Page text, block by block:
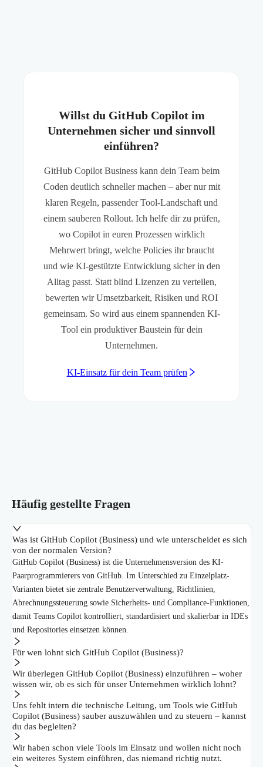
Willst du GitHub Copilot im
Unternehmen sicher und sinnvoll
einführen?
GitHub Copilot Business kann dein Team beim
Coden deutlich schneller machen – aber nur mit
klaren Regeln, passender Tool-Landschaft und
einem sauberen Rollout. Ich helfe dir zu prüfen,
wo Copilot in euren Prozessen wirklich
Mehrwert bringt, welche Policies ihr braucht
und wie KI-gestützte Entwicklung sicher in den
Alltag passt. Statt blind Lizenzen zu verteilen,
bewerten wir Umsetzbarkeit, Risiken und ROI
gemeinsam. So wird aus einem spannenden KI-
Tool ein produktiver Baustein für dein
Unternehmen.
KI-Einsatz für dein Team prüfen
Häufig gestellte Fragen
Was ist GitHub Copilot (Business) und wie unterscheidet es sich
von der normalen Version?
GitHub Copilot (Business) ist die Unternehmensversion des KI-
Paarprogrammierers von GitHub. Im Unterschied zu Einzelplatz-
Varianten bietet sie zentrale Benutzerverwaltung, Richtlinien,
Abrechnungssteuerung sowie Sicherheits- und Compliance-Funktionen,
damit Teams Copilot kontrolliert, standardisiert und skalierbar in IDEs
und Repositories einsetzen können.
Für wen lohnt sich GitHub Copilot (Business)?
Wir überlegen GitHub Copilot (Business) einzuführen – woher
wissen wir, ob es sich für unser Unternehmen wirklich lohnt?
Uns fehlt intern die technische Leitung, um Tools wie GitHub
Copilot (Business) sauber auszuwählen und zu steuern – kannst
du das begleiten?
Wir haben schon viele Tools im Einsatz und wollen nicht noch
ein weiteres System einführen, das niemand richtig nutzt.